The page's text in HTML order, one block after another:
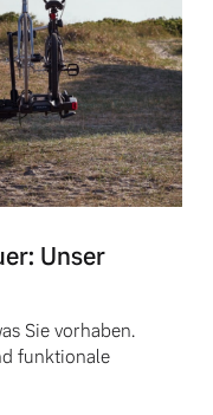
Unser
Sie vorhaben.
funktionale